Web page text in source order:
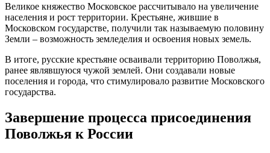
Великое княжество Московское рассчитывало на увеличение
населения и рост территории. Крестьяне, жившие в
Московском государстве, получили так называемую половину
Земли – возможность земледелия и освоения новых земель.
В итоге, русские крестьяне осваивали территорию Поволжья,
ранее являвшуюся чужой землей. Они создавали новые
поселения и города, что стимулировало развитие Московского
государства.
Завершение процесса присоединения
Поволжья к России